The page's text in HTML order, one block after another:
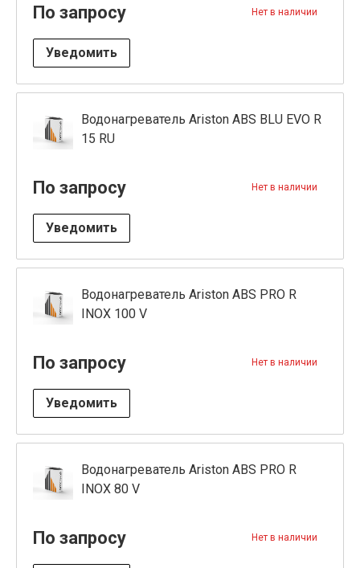
По запросу Нет в наличии
Уведомить
Водонагреватель Ariston ABS BLU EVO R
15 RU
По запросу Нет в наличии
Уведомить
Водонагреватель Ariston ABS PRO R
INOX 100 V
По запросу Нет в наличии
Уведомить
Водонагреватель Ariston ABS PRO R
INOX 80 V
По запросу Нет в наличии